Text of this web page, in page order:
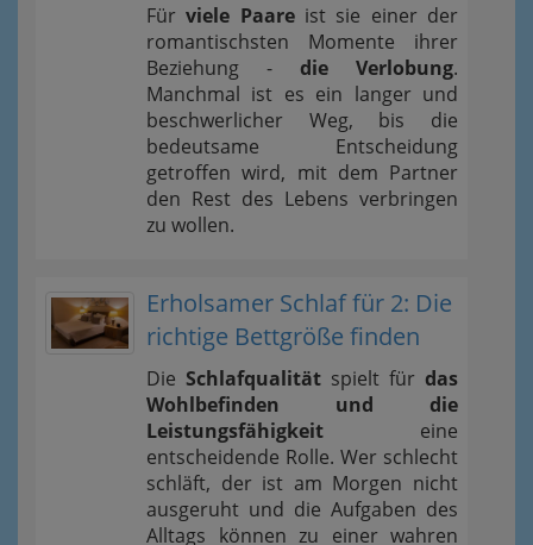
Fürviele Paareist sie einer der
romantischsten Momente ihrer
Beziehung - die Verlobung.
Manchmal ist es ein langer und
beschwerlicher Weg, bis die
bedeutsame Entscheidung
getroffen wird, mit dem Partner
den Rest des Lebens verbringen
zu wollen.
Erholsamer Schlaf für 2: Die
richtige Bettgröße finden
Die Schlafqualität spielt für das
Wohlbefinden und die
Leistungsfähigkeit eine
entscheidende Rolle. Wer schlecht
schläft, der ist am Morgen nicht
ausgeruht und die Aufgaben des
Alltags können zu einer wahren